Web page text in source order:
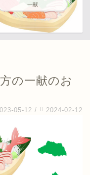
一献
の一献のお
05-12 / 2024-02-12